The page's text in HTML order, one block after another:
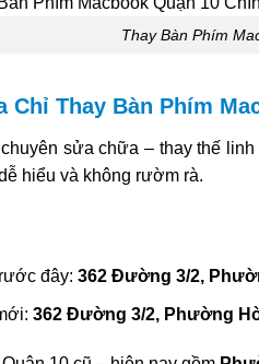
Thay Bàn Phím
Chỉ Thay Bàn Phím
sửa chữa – thay thế
hiểu và không rườm rà.
đây: 362 Đường 3/2,
362 Đường 3/2, Phường